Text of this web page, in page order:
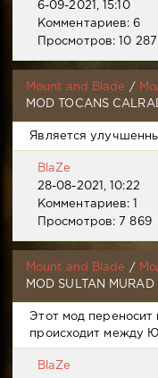
6-09-2021, 15:10
Комментариев: 6
Просмотров: 10 287
Mount and Blade /
MOD TOCANS
Является
BlaZe
28-08-2021, 10:22
Комментариев: 1
Просмотров: 7 869
Mount and Blade /
MOD SULTAN MURAD
Этот мод переносит
происходит между
BlaZe